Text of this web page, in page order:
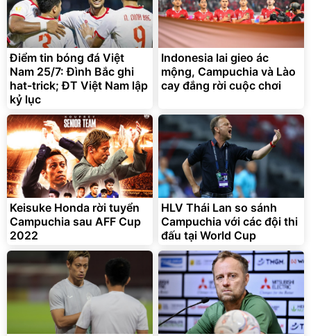
Bạt phủ xe ô tô cao cấp,
tráng nhôm 03 lớp
392.000đ
325.000đ
Đã bán nhiều
Xe đạp điện trợ lực G-
Force C14 gấp gọn bỏ cốp
tiện lợi
9.900.000
7.092.000đ
Đang xem nhiều
G-FORCE VIETNA
Điểm tin bóng đá Việt
Nam 25/7: Đình Bắc ghi
hat-trick; ĐT Việt Nam lập
kỷ lục
Indonesia lai gieo ác
mộng, Campuchia và Lào
cay đắng rời cuộc chơi
Keisuke Honda rời tuyển
Campuchia sau AFF Cup
2022
HLV Thái Lan so sánh
Campuchia với các đội thi
đấu tại World Cup